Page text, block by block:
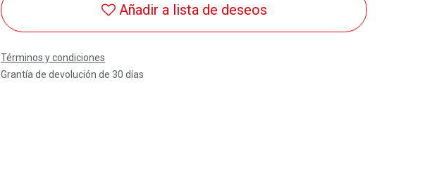
Añadir a lista de deseos
Términos y condiciones
Grantía de devolución de 30 días